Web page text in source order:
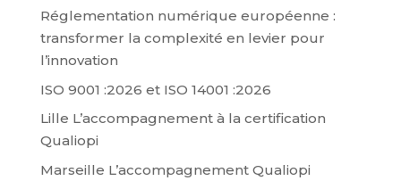
Réglementation numérique européenne :
transformer la complexité en levier pour
l’innovation
ISO 9001 :2026 et ISO 14001 :2026
Lille L’accompagnement à la certification
Qualiopi
Marseille L’accompagnement Qualiopi